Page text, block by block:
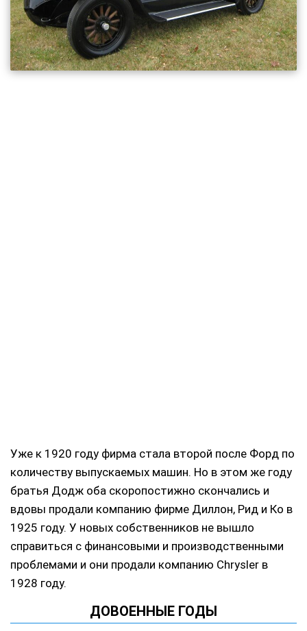
Уже к 1920 году фирма стала второй после Форд по
количеству выпускаемых машин. Но в этом же году
братья Додж оба скоропостижно скончались и
вдовы продали компанию фирме Диллон, Рид и Ко в
1925 году. У новых собственников не вышло
справиться с финансовыми и производственными
проблемами и они продали компанию Chrysler в
1928 году.
ДОВОЕННЫЕ ГОДЫ